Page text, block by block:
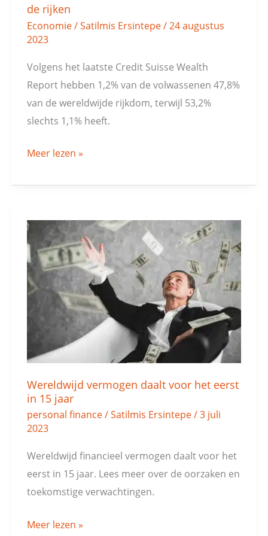
de rijken
Economie/Satilmis Ersintepe/24 augustus
2023
Volgens het laatste Credit Suisse Wealth
Report hebben 1,2% van de volwassenen 47,8%
van de wereldwijde rijkdom, terwijl 53,2%
slechts 1,1% heeft.
Meer lezen »
Wereldwijd vermogen daalt voor het eerst
in 15 jaar
personal finance/Satilmis Ersintepe/3 juli
2023
Wereldwijd financieel vermogen daalt voor het
eerst in 15 jaar. Lees meer over de oorzaken en
toekomstige verwachtingen.
Wereldwijd
vermogen
daalt
voor
het
eerst
15
Meer lezen »